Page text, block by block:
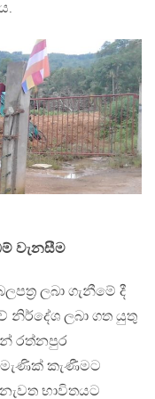
වැනසීම
ලබා ගැනීමේ දී
නිර්දේශ ලබා ගත යුතු
රත්නපුර
මැණික් කැණීමට
භාවිතයට